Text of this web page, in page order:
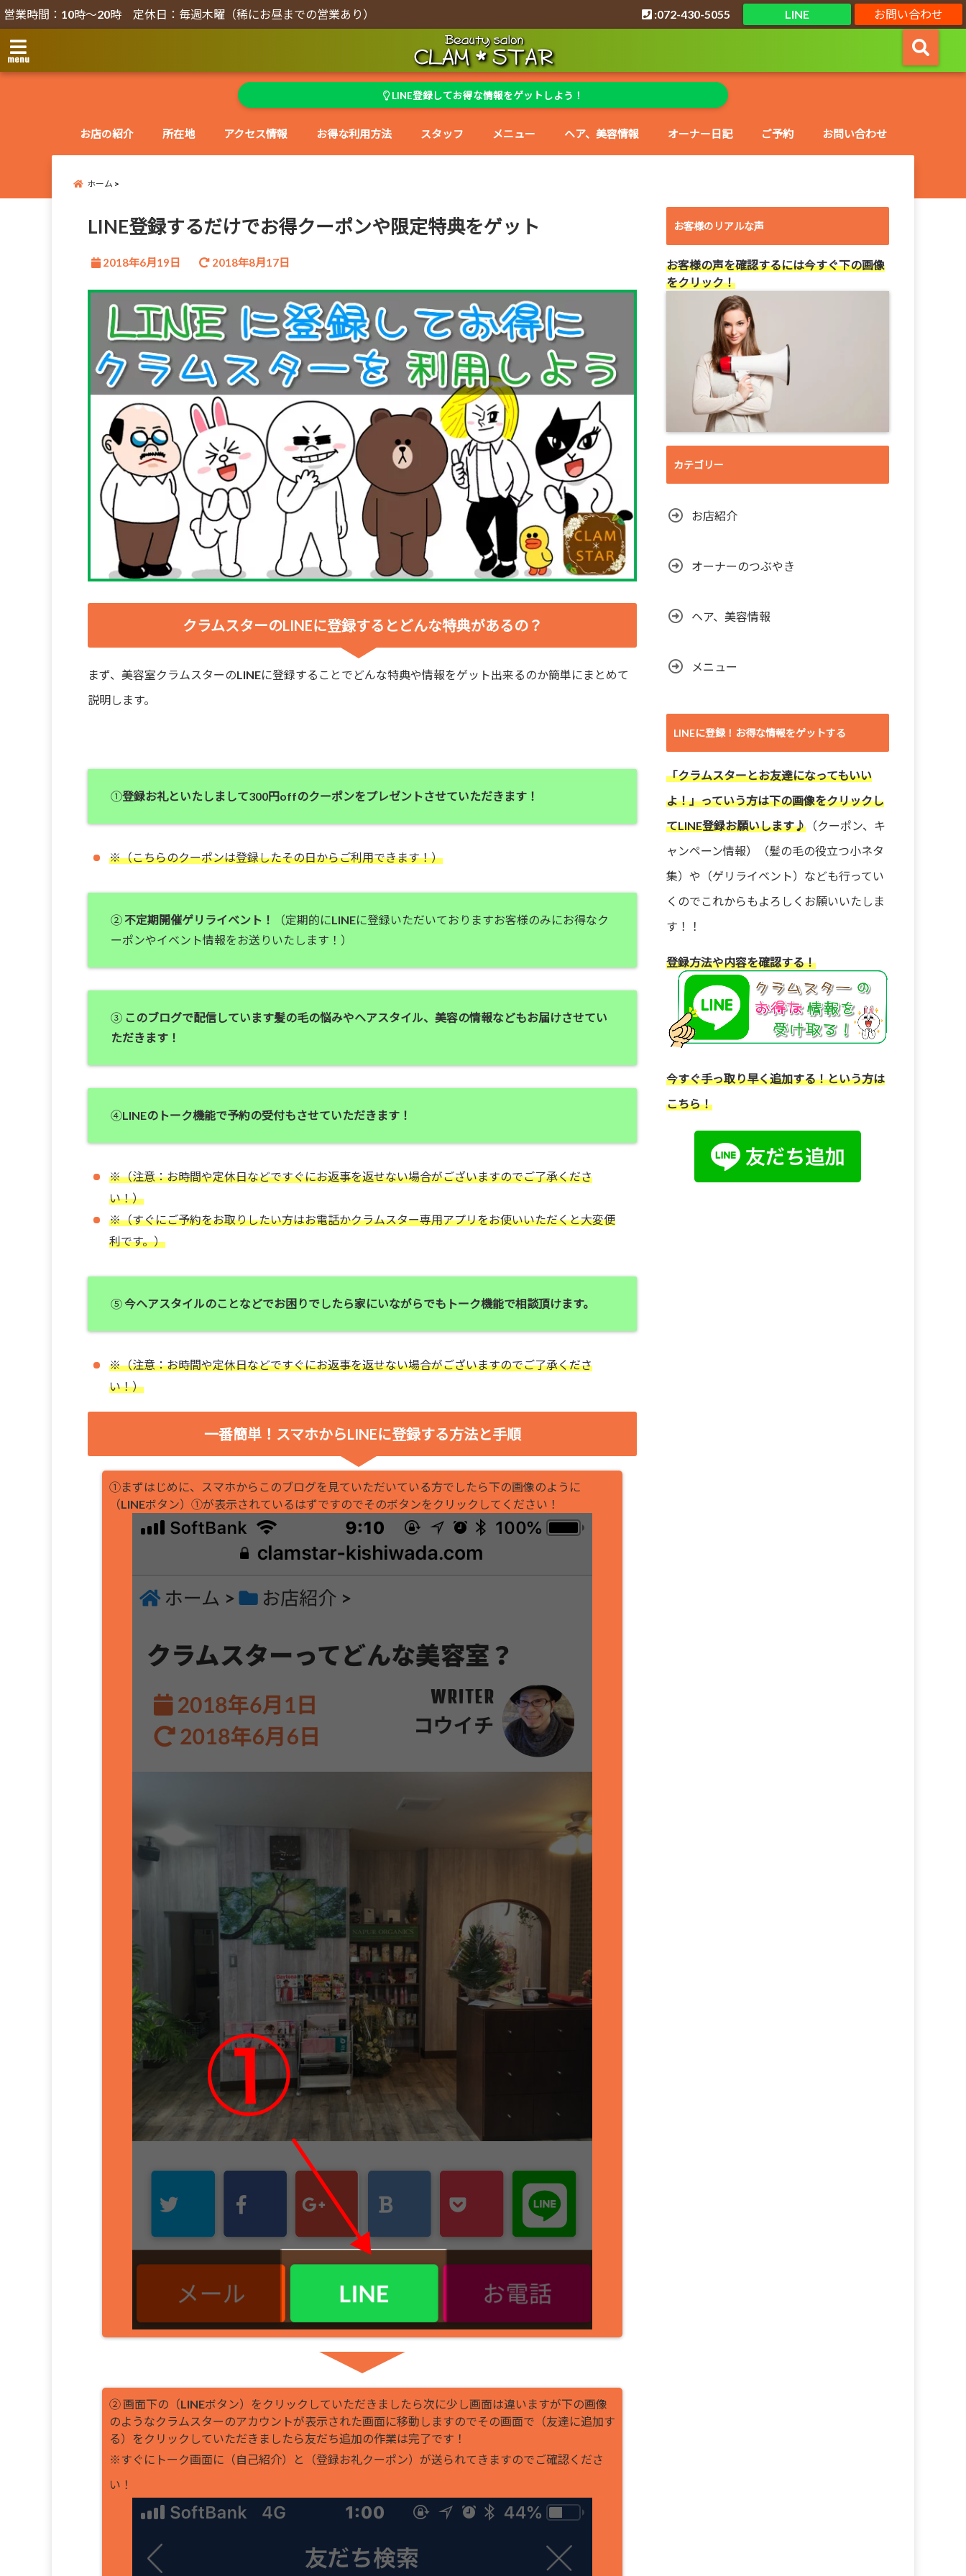
営業時間：10時～20時 定休日：毎週木曜（稀にお昼までの営業あり） お問い合わせ
LINE
:072-430-5055
menu
LINE登録してお得な情報をゲットしよう！
お店の紹介 所在地 アクセス情報 お得な利用方法 スタッフ メニュー ヘア、美容情報 オーナー日記 ご予約 お問い合わせ
ホーム
LINE登録するだけでお得クーポンや限定特典をゲット
2018年6月19日 2018年8月17日
クラムスターのLINEに登録するとどんな特典があるの？
まず、美容室クラムスターのLINEに登録することでどんな特典や情報をゲット出来るのか簡単にまとめて
説明します。
①登録お礼といたしまして300円offのクーポンをプレゼントさせていただきます！
※（こちらのクーポンは登録したその日からご利用できます！）
②不定期開催ゲリライベント！
（定期的にLINEに登録いただいておりますお客様のみにお得なク
ーポンやイベント情報をお送りいたします！）
③ このブログで配信しています髪の毛の悩みやヘアスタイル、美容の情報などもお届けさせてい
ただきます！
④LINEのトーク機能で予約の受付もさせていただきます！
※（注意：お時間や定休日などですぐにお返事を返せない場合がございますのでご了承くださ
い！）
※（すぐにご予約をお取りしたい方はお電話かクラムスター専用アプリをお使いいただくと大変便
利です。）
⑤今ヘアスタイルのことなどでお困りでしたら家にいながらでもトーク機能で相談頂けます。
※（注意：お時間や定休日などですぐにお返事を返せない場合がございますのでご了承くださ
い！）
一番簡単！スマホからLINEに登録する方法と手順
①まずはじめに、スマホからこのブログを見ていただいている方でしたら下の画像のように
（LINEボタン）①が表示されているはずですのでそのボタンをクリックしてください！
② 画面下の（LINEボタン）をクリックしていただきましたら次に少し画面は違いますが下の画像
のようなクラムスターのアカウントが表示された画面に移動しますのでその画面で（友達に追加す
る）をクリックしていただきましたら友だち追加の作業は完了です！
※すぐにトーク画面に（自己紹介）と（登録お礼クーポン）が送られてきますのでご確認くださ
い！
お客様のリアルな声
お客様の声を確認するには今すぐ下の画像
をクリック！
カテゴリー
お店紹介
オーナーのつぶやき
ヘア、美容情報
メニュー
LINEに登録！お得な情報をゲットする
「クラムスターとお友達になってもいい
よ！」っていう方は下の画像をクリックし
てLINE登録お願いします♪ （クーポン、キ
ャンペーン情報）（髪の毛の役立つ小ネタ
集）や（ゲリライベント）なども行ってい
くのでこれからもよろしくお願いいたしま
す！！
登録方法や内容を確認する！
今すぐ手っ取り早く追加する！という方は
こちら！